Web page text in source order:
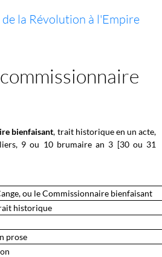
la Révolution à l'Empire
bienfaisant, trait historique en un acte,
9 ou 10 brumaire an 3 [30 ou 31
ou le Commissionnaire bienfaisant
historique
prose